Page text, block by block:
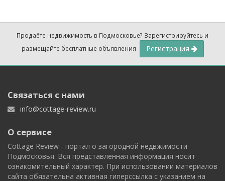
Продаёте недвижимость в Подмосковье? Зарегистрируйтесь и
размещайте бесплатные объявления
Регистрация
Связаться с нами
info@cottage-review.ru
О сервисе
Cottage Review - портал о загородной недвжимости
Подмосковья. Вся представленная информация носит
ознакомительный характер. При использовании материалов
сайта обязательна активная гиперссылка с указанием на